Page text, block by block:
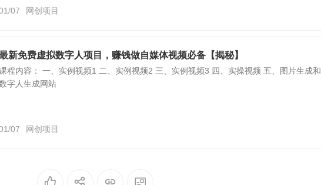
07 网创项目
新免费虚拟数字人项目，赚钱做自媒体视频必备【揭秘】
程内容： 一、实例视频1 二、实例视频2 三、实例视频3 四、实操视频 五、图片生成和
字人生成网站
07 网创项目